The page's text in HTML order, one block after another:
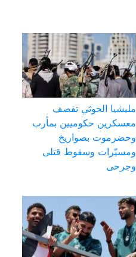
مليشيا الحوثي تقصف
معسكرين حكوميين بمأرب
وحضرموت بصواريخ
ومسيّرات وسقوط قتلى
وجرحى